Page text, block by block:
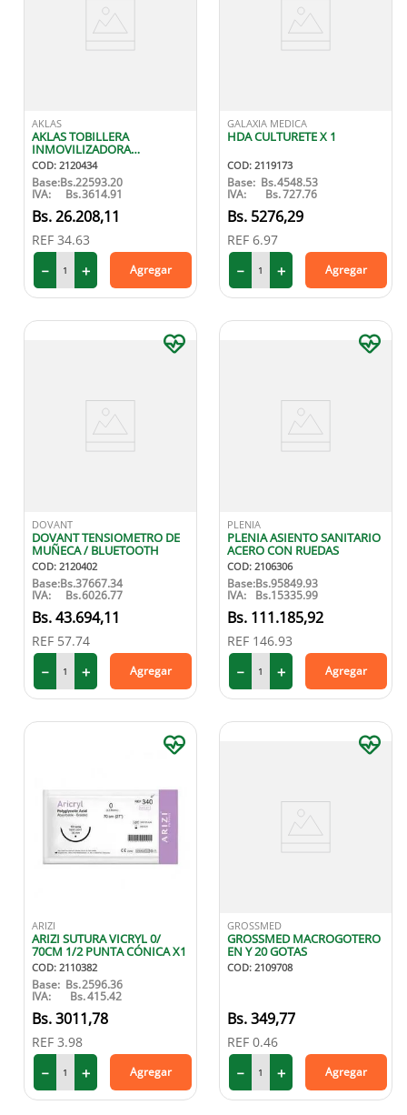
AKLAS
AKLAS TOBILLERA
INMOVILIZADORA
AJUSTABLE CON FERULA
TALLA M
COD: 2120434
Base:Bs.22593.20
IVA: Bs.3614.91
26.208,11
REF 34.63
＋
－ Agregar
GALAXIA MEDICA
HDA CULTURETE X 1
COD: 2119173
Base: Bs.4548.53
IVA: Bs.727.76
5276,29
REF 6.97
＋
－ Agregar
DOVANT
DOVANT TENSIOMETRO DE
MUÑECA / BLUETOOTH
COD: 2120402
Base:Bs.37667.34
IVA: Bs.6026.77
43.694,11
REF 57.74
＋
－ Agregar
PLENIA
PLENIA ASIENTO SANITARIO
ACERO CON RUEDAS
COD: 2106306
Base:Bs.95849.93
IVA: Bs.15335.99
111.185,92
REF 146.93
＋
－ Agregar
ARIZI
ARIZI SUTURA VICRYL 0/
70CM 1/2 PUNTA CÓNICA X1
COD: 2110382
Base: Bs.2596.36
IVA: Bs.415.42
3011,78
REF 3.98
＋
－ Agregar
GROSSMED
GROSSMED MACROGOTERO
EN Y 20 GOTAS
COD: 2109708
349,77
REF 0.46
＋
－ Agregar